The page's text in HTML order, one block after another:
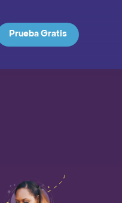
Prueba Gratis